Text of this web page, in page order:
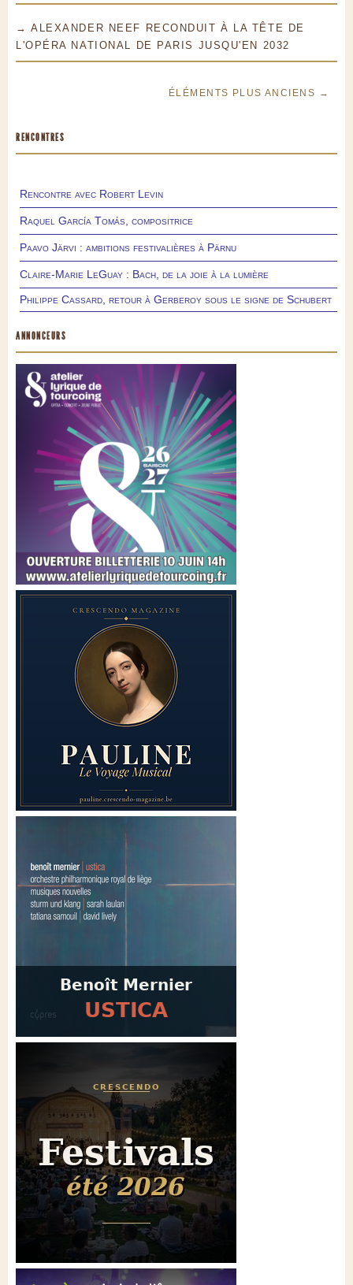
→ ALEXANDER NEEF RECONDUIT À LA TÊTE DE
L'OPÉRA NATIONAL DE PARIS JUSQU'EN 2032
ÉLÉMENTS PLUS ANCIENS →
RENCONTRES
Rencontre avec Robert Levin
Raquel García Tomás, compositrice
Paavo Järvi : ambitions festivalières à Pärnu
Claire-Marie LeGuay : Bach, de la joie à la lumière
Philippe Cassard, retour à Gerberoy sous le signe de Schubert
ANNONCEURS